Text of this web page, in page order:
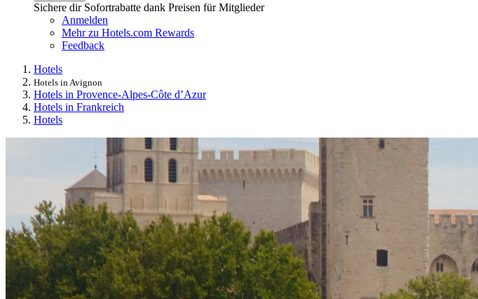
Sichere dir Sofortrabatte dank Preisen für Mitglieder
Anmelden
Mehr zu Hotels.com Rewards
Feedback
Hotels
Hotels in Avignon
Hotels in Provence-Alpes-Côte d’Azur
Hotels in Frankreich
Hotels